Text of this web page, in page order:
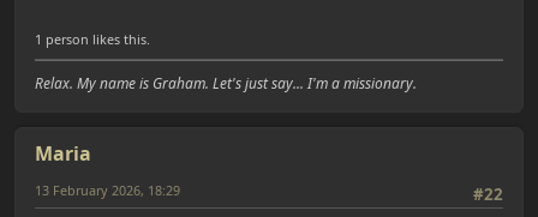
1 person likes this.
Relax. My name is Graham. Let's just say... I'm a missionary.
Maria
#22
13 February 2026, 18:29